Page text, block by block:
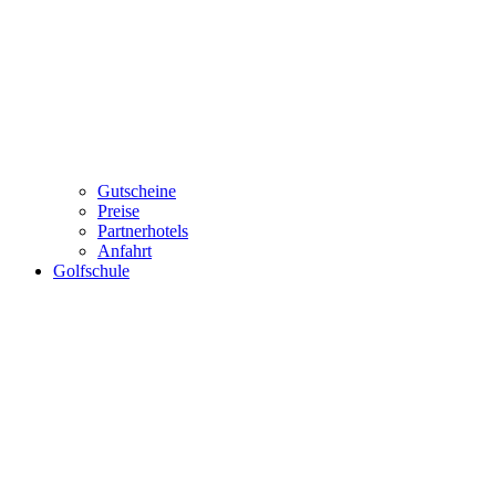
Gutscheine
Preise
Partnerhotels
Anfahrt
Golfschule